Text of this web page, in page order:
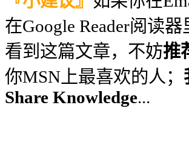
在Google Reader阅读
看到这篇文章，不妨推
你MSN上最喜欢的人；
Share Knowledge...